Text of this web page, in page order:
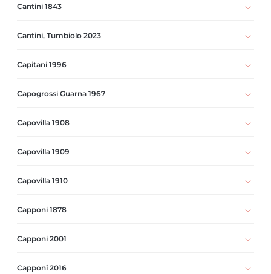
Cantini 1843
Cantini, Tumbiolo 2023
Capitani 1996
Capogrossi Guarna 1967
Capovilla 1908
Capovilla 1909
Capovilla 1910
Capponi 1878
Capponi 2001
Capponi 2016